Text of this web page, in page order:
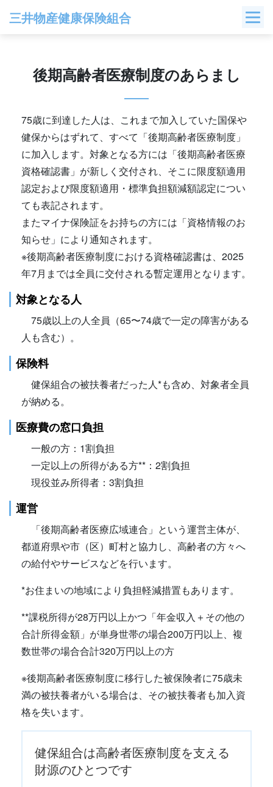
三井物産健康保険組合
後期高齢者医療制度のあらまし
75歳に到達した人は、これまで加入していた国保や
健保からはずれて、すべて「後期高齢者医療制度」
に加入します。対象となる方には「後期高齢者医療
資格確認書」が新しく交付され、そこに限度額適用
認定および限度額適用・標準負担額減額認定につい
ても表記されます。
またマイナ保険証をお持ちの方には「資格情報のお
知らせ」により通知されます。
※後期高齢者医療制度における資格確認書は、2025
年7月までは全員に交付される暫定運用となります。
対象となる人
75歳以上の人全員（65〜74歳で一定の障害がある
人も含む）。
保険料
健保組合の被扶養者だった人*も含め、対象者全員
が納める。
医療費の窓口負担
一般の方：1割負担
一定以上の所得がある方**：2割負担
現役並み所得者：3割負担
運営
「後期高齢者医療広域連合」という運営主体が、
都道府県や市（区）町村と協力し、高齢者の方々へ
の給付やサービスなどを行います。
*お住まいの地域により負担軽減措置もあります。
**課税所得が28万円以上かつ「年金収入＋その他の
合計所得金額」が単身世帯の場合200万円以上、複
数世帯の場合合計320万円以上の方
※後期高齢者医療制度に移行した被保険者に75歳未
満の被扶養者がいる場合は、その被扶養者も加入資
格を失います。
健保組合は高齢者医療制度を支える
財源のひとつです